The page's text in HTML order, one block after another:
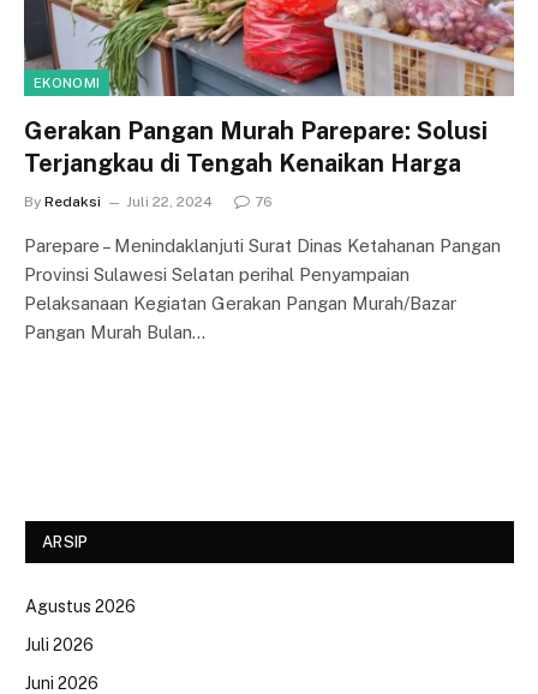
EKONOMI
Gerakan Pangan Murah Parepare: Solusi
Terjangkau di Tengah Kenaikan Harga
By Redaksi Juli 22, 2024 76
Parepare – Menindaklanjuti Surat Dinas Ketahanan Pangan
Provinsi Sulawesi Selatan perihal Penyampaian
Pelaksanaan Kegiatan Gerakan Pangan Murah/Bazar
Pangan Murah Bulan…
ARSIP
Agustus 2026
Juli 2026
Juni 2026